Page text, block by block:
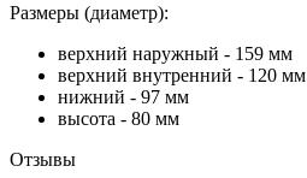
Размеры (диаметр):
верхний наружный - 159 мм
верхний внутренний - 120 мм
нижний - 97 мм
высота - 80 мм
Отзывы